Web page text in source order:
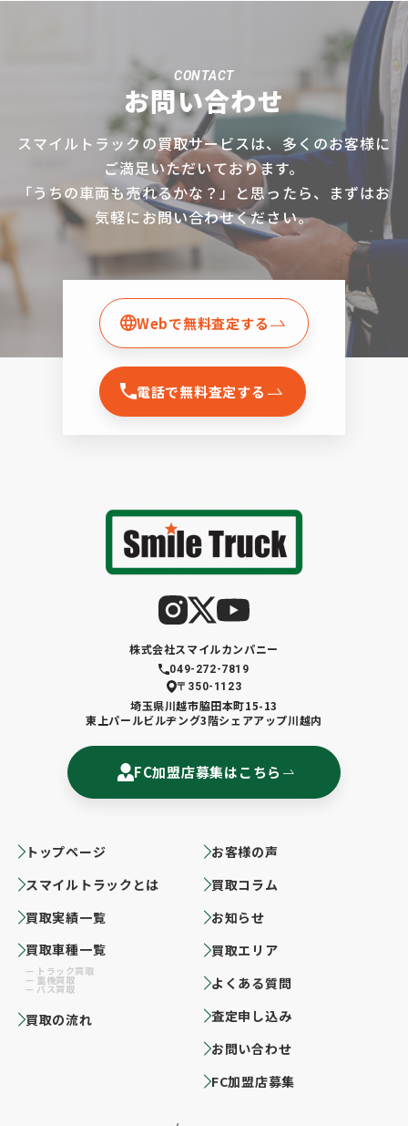
CONTACT
お問い合わせ
スマイルトラックの買取サービスは、多くのお客様に
ご満足いただいております。
「うちの車両も売れるかな？」と思ったら、まずはお
気軽にお問い合わせください。
Webで無料査定する
電話で無料査定する
株式会社スマイルカンパニー
049-272-7819
〒350-1123
埼玉県川越市脇田本町15-13
東上パールビルヂング3階シェアアップ川越内
FC加盟店募集はこちら
トップページ
スマイルトラックとは
買取実績一覧
買取車種一覧
トラック買取
重機買取
バス買取
買取の流れ
お客様の声
買取コラム
お知らせ
買取エリア
よくある質問
査定申し込み
お問い合わせ
FC加盟店募集